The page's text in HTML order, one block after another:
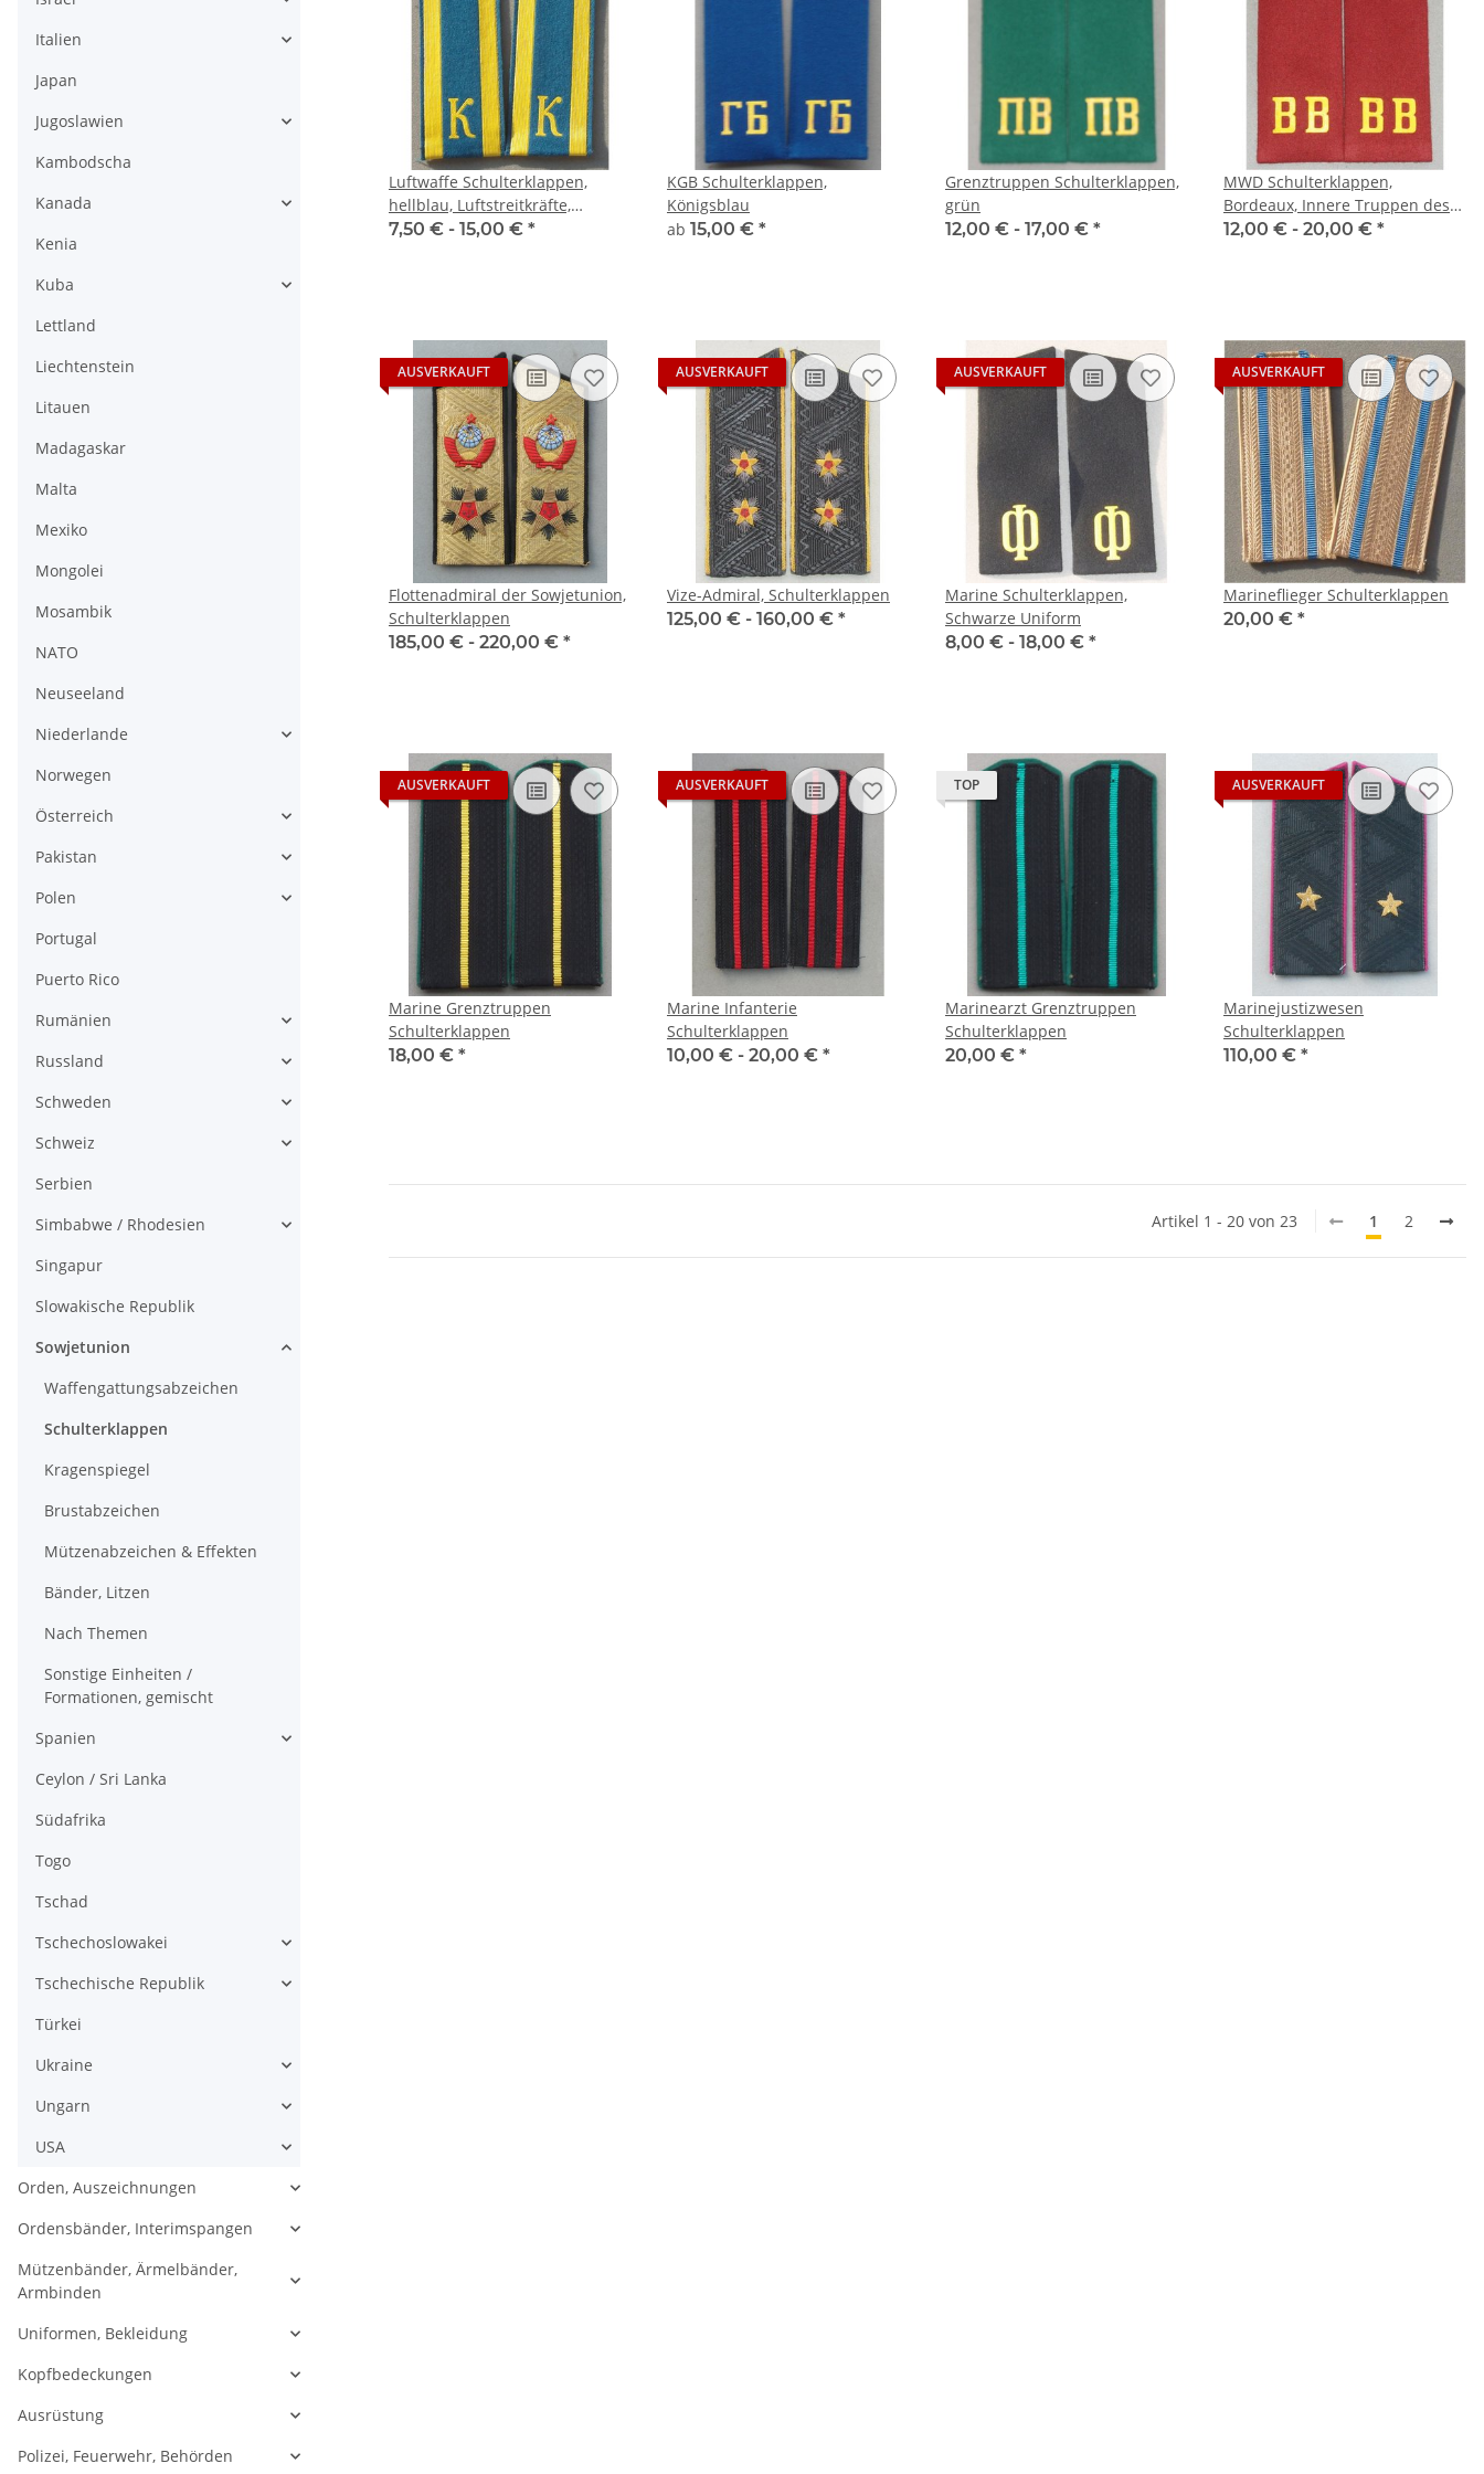
Luftwaffe Schulterklappen,
hellblau, Luftstreitkräfte,
Fallschirmjäger
7,50 € - 15,00 € *
KGB Schulterklappen,
Königsblau
ab 15,00 € *
Grenztruppen Schulterklappen,
grün
12,00 € - 17,00 € *
MWD Schulterklappen,
Bordeaux, Innere Truppen des
MWD
12,00 € - 20,00 € *
AUSVERKAUFT
Flottenadmiral der Sowjetunion,
Schulterklappen
185,00 € - 220,00 € *
AUSVERKAUFT
Vize-Admiral, Schulterklappen
125,00 € - 160,00 € *
AUSVERKAUFT
Marine Schulterklappen,
Schwarze Uniform
8,00 € - 18,00 € *
AUSVERKAUFT
Marineflieger Schulterklappen
20,00 € *
AUSVERKAUFT
Marine Grenztruppen
Schulterklappen
18,00 € *
AUSVERKAUFT
Marine Infanterie
Schulterklappen
10,00 € - 20,00 € *
TOP
Marinearzt Grenztruppen
Schulterklappen
20,00 € *
AUSVERKAUFT
Marinejustizwesen
Schulterklappen
110,00 € *
Artikel 1 - 20 von 23 1 2
Italien
Japan
Jugoslawien
Kambodscha
Kanada
Kenia
Kuba
Lettland
Liechtenstein
Litauen
Madagaskar
Malta
Mexiko
Mongolei
Mosambik
NATO
Neuseeland
Niederlande
Norwegen
Österreich
Pakistan
Polen
Portugal
Puerto Rico
Rumänien
Russland
Schweden
Schweiz
Serbien
Simbabwe / Rhodesien
Singapur
Slowakische Republik
Sowjetunion
Waffengattungsabzeichen
Schulterklappen
Kragenspiegel
Brustabzeichen
Mützenabzeichen & Effekten
Bänder, Litzen
Nach Themen
Sonstige Einheiten /
Formationen, gemischt
Spanien
Ceylon / Sri Lanka
Südafrika
Togo
Tschad
Tschechoslowakei
Tschechische Republik
Türkei
Ukraine
Ungarn
USA
Orden, Auszeichnungen
Ordensbänder, Interimspangen
Mützenbänder, Ärmelbänder,
Armbinden
Uniformen, Bekleidung
Kopfbedeckungen
Ausrüstung
Polizei, Feuerwehr, Behörden